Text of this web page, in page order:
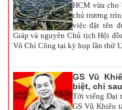
HCM vừa cho
chủ trương
việc đặt tên
Giáp và nguyên Chủ tịch Hội
Võ Chí Công tại kỳ họp lần thứ
GS Vũ
biệt, chỉ
Tới viếng Đại
GS Vũ Khiêu